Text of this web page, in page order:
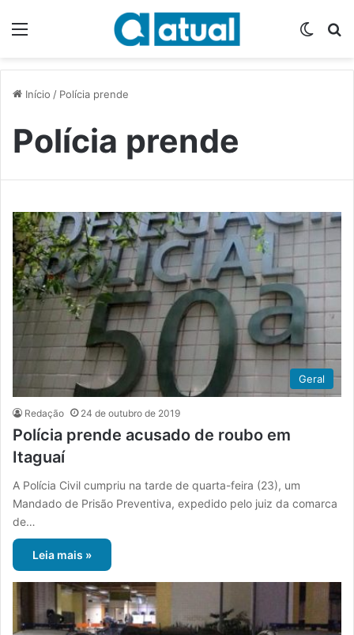
Início / Polícia prende
Polícia prende
Geral
Redação 24 de outubro de 2019
Polícia prende acusado de roubo em
Itaguaí
A Polícia Civil cumpriu na tarde de quarta-feira (23), um
Mandado de Prisão Preventiva, expedido pelo juiz da comarca
de…
Leia mais »